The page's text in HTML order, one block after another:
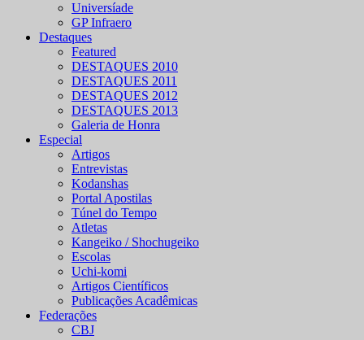
Universíade
GP Infraero
Destaques
Featured
DESTAQUES 2010
DESTAQUES 2011
DESTAQUES 2012
DESTAQUES 2013
Galeria de Honra
Especial
Artigos
Entrevistas
Kodanshas
Portal Apostilas
Túnel do Tempo
Atletas
Kangeiko / Shochugeiko
Escolas
Uchi-komi
Artigos Científicos
Publicações Acadêmicas
Federações
CBJ